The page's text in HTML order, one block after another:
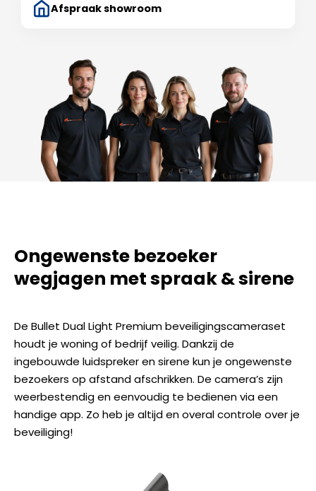
Afspraak showroom
Ongewenste bezoeker
wegjagen met spraak & sirene
De Bullet Dual Light Premium beveiligingscameraset
houdt je woning of bedrijf veilig. Dankzij de
ingebouwde luidspreker en sirene kun je ongewenste
bezoekers op afstand afschrikken. De camera’s zijn
weerbestendig en eenvoudig te bedienen via een
handige app. Zo heb je altijd en overal controle over je
beveiliging!